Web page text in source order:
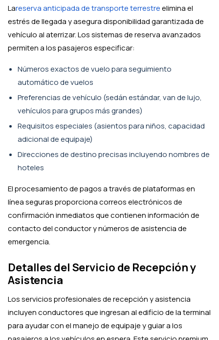
Lareserva anticipada de transporte terrestreelimina el
estrés de llegada y asegura disponibilidad garantizada de
vehículo al aterrizar. Los sistemas de reserva avanzados
permiten a los pasajeros especificar:
Números exactos de vuelo para seguimiento
automático de vuelos
Preferencias de vehículo (sedán estándar, van de lujo,
vehículos para grupos más grandes)
Requisitos especiales (asientos para niños, capacidad
adicional de equipaje)
Direcciones de destino precisas incluyendo nombres de
hoteles
El procesamiento de pagos a través de plataformas en
línea seguras proporciona correos electrónicos de
confirmación inmediatos que contienen información de
contacto del conductor y números de asistencia de
emergencia.
Detalles del Servicio de Recepción y
Asistencia
Los servicios profesionales de recepción y asistencia
incluyen conductores que ingresan al edificio de la terminal
para ayudar con el manejo de equipaje y guiar a los